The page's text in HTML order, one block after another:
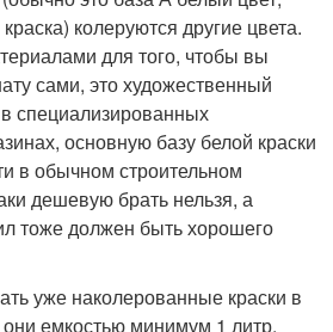
колеруются другие цвета.
для того, чтобы вы
сами, это художественный
специализированных
основную базу белой краски
в обычном строительном
дешевую брать нельзя, а
тоже должен быть хорошего
уже наколерованные краски в
емкостью минимум 1 литр,